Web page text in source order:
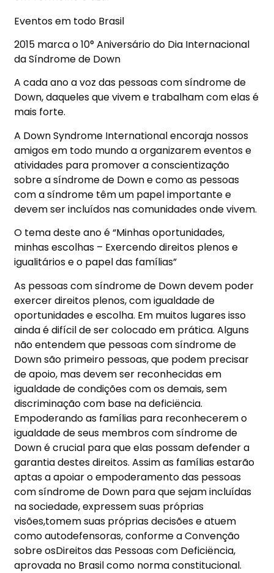
Eventos em todo Brasil
2015 marca o 10° Aniversário do Dia Internacional
da Síndrome de Down
A cada ano a vozdas pessoas com síndrome de
Down, daqueles que vivem e trabalham com elas é
mais forte.
A Down Syndrome International encoraja nossos
amigos em todo mundo a organizarem eventos e
atividades para promover a conscientização
sobre a síndrome de Down e como as pessoas
com a síndrome têm um papel importante e
devem ser incluídos nas comunidades onde vivem.
O tema deste ano é “Minhas oportunidades,
minhas escolhas – Exercendo direitos plenos e
igualitários e o papel das famílias”
As pessoas com síndrome de Down devem poder
exercer direitos plenos, com igualdade de
oportunidades e escolha. Em muitos lugares isso
ainda é difícil de ser colocado em prática. Alguns
não entendem que pessoas com síndrome de
Down são primeiro pessoas, que podem precisar
de apoio, mas devem ser reconhecidas em
igualdade de condições com os demais, sem
discriminação com base na deficiëncia.
Empoderando as famílias para reconhecerem o
igualdade de seus membros com síndrome de
Down é crucial para que elas possam defender a
garantia destes direitos. Assim as famílias estarão
aptas a apoiar o empoderamento das pessoas
com síndrome de Down para que sejam incluídas
na sociedade, expressem suas próprias
visões,tomem suas próprias decisões e atuem
como autodefensoras, conforme a Convenção
sobre osDireitos das Pessoas com Deficiëncia,
aprovada no Brasil como norma constitucional.